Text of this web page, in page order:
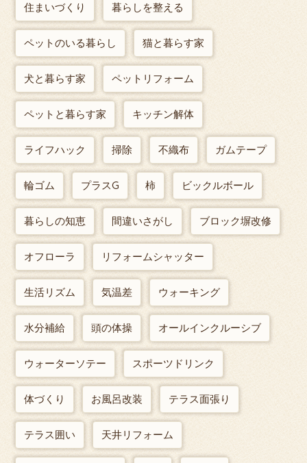
住まいづくり 暮らしを整える
ペットのいる暮らし 猫と暮らす家
犬と暮らす家 ペットリフォーム
ペットと暮らす家 キッチン解体
ライフハック 掃除 不織布 ガムテープ
輪ゴム プラスG 柿 ビックルボール
暮らしの知恵 間違いさがし ブロック塀改修
オフローラ リフォームシャッター
生活リズム 気温差 ウォーキング
水分補給 頭の体操 オールインクルーシブ
ウォーターソテー スポーツドリンク
体づくり お風呂改装 テラス面張り
テラス囲い 天井リフォーム